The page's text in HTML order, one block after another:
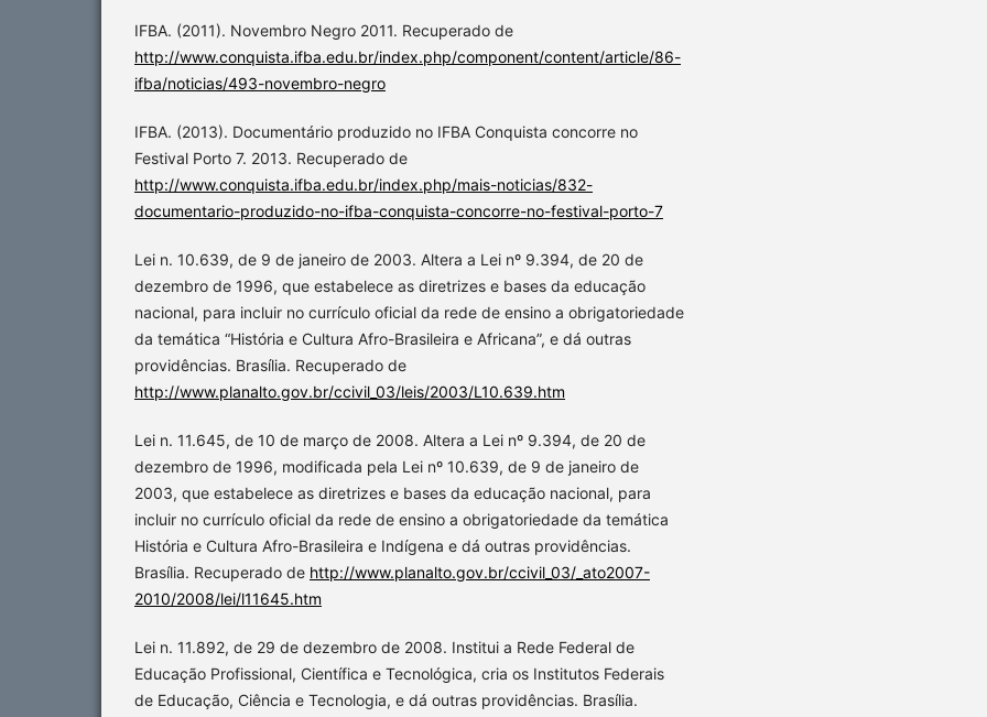
IFBA. (2011). Novembro Negro 2011. Recuperado de
http://www.conquista.ifba.edu.br/index.php/component/content/article/86-
ifba/noticias/493-novembro-negro
IFBA. (2013). Documentário produzido no IFBA Conquista concorre no
Festival Porto 7. 2013. Recuperado de
http://www.conquista.ifba.edu.br/index.php/mais-noticias/832-
documentario-produzido-no-ifba-conquista-concorre-no-festival-porto-7
Lei n. 10.639, de 9 de janeiro de 2003. Altera a Lei nº 9.394, de 20 de
dezembro de 1996, que estabelece as diretrizes e bases da educação
nacional, para incluir no currículo oficial da rede de ensino a obrigatoriedade
da temática “História e Cultura Afro-Brasileira e Africana”, e dá outras
providências. Brasília. Recuperado de
http://www.planalto.gov.br/ccivil_03/leis/2003/L10.639.htm
Lei n. 11.645, de 10 de março de 2008. Altera a Lei nº 9.394, de 20 de
dezembro de 1996, modificada pela Lei nº 10.639, de 9 de janeiro de
2003, que estabelece as diretrizes e bases da educação nacional, para
incluir no currículo oficial da rede de ensino a obrigatoriedade da temática
História e Cultura Afro-Brasileira e Indígena e dá outras providências.
Brasília. Recuperado de http://www.planalto.gov.br/ccivil_03/_ato2007-
2010/2008/lei/l11645.htm
Lei n. 11.892, de 29 de dezembro de 2008. Institui a Rede Federal de
Educação Profissional, Científica e Tecnológica, cria os Institutos Federais
de Educação, Ciência e Tecnologia, e dá outras providências. Brasília.